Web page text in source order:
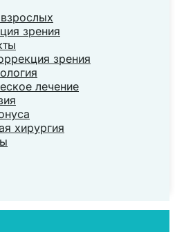
зрения
зрения
лечение
хирургия